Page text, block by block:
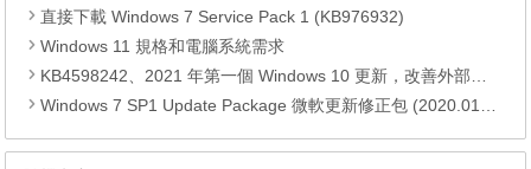
直接下載 Windows 7 Service Pack 1 (KB976932)
Windows 11 規格和電腦系統需求
KB4598242、2021 年第一個 Windows 10 更新，改善外部裝置安全性、解決HTTPS安全漏洞、印表機呼叫(RPC)漏洞
Windows 7 SP1 Update Package 微軟更新修正包 (2020.01月份)